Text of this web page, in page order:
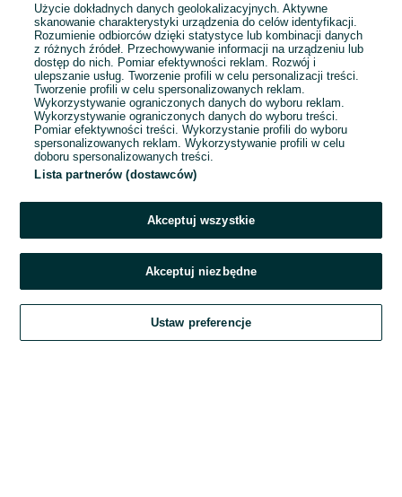
E-mail
Hasło
Zaloguj się
Kontynuując za pośrednictwem jednego z dostawców wskazanych powyżej,
OLX.pl w jego aktualnym brzmieniu.
Użycie dokładnych danych geolokalizacyjnych. Aktywne
skanowanie charakterystyki urządzenia do celów identyfikacji.
Rozumienie odbiorców dzięki statystyce lub kombinacji danych
z różnych źródeł. Przechowywanie informacji na urządzeniu lub
dostęp do nich. Pomiar efektywności reklam. Rozwój i
ulepszanie usług. Tworzenie profili w celu personalizacji treści.
Tworzenie profili w celu spersonalizowanych reklam.
Wykorzystywanie ograniczonych danych do wyboru reklam.
Wykorzystywanie ograniczonych danych do wyboru treści.
Pomiar efektywności treści. Wykorzystanie profili do wyboru
spersonalizowanych reklam. Wykorzystywanie profili w celu
doboru spersonalizowanych treści.
Lista partnerów (dostawców)
Akceptuj wszystkie
Akceptuj niezbędne
Ustaw preferencje